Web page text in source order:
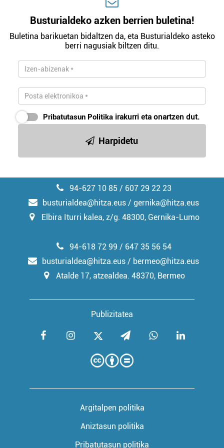
Busturialdeko azken berrien buletina!
Buletina barikuetan bidaltzen da, eta Busturialdeko asteko
berri nagusiak biltzen ditu.
Pribatutasun Politika irakurri eta onartzen dut.
Harpidetu
94-627 10 85 / 607 29 22 23
busturialdea@hitza.eus / gernika@hitza.eus
Elbira Iturri kalea, z/g. 48300, Gernika-Lumo
Publizitatea
94-618 72 99 / 647 35 56 54
busturialdea@hitza.eus / bermeo@hitza.eus
Atalde 17, atzealdea. 48370, Bermeo
Argitalpen politika
Aniztasun politika
Pribatutasun politika